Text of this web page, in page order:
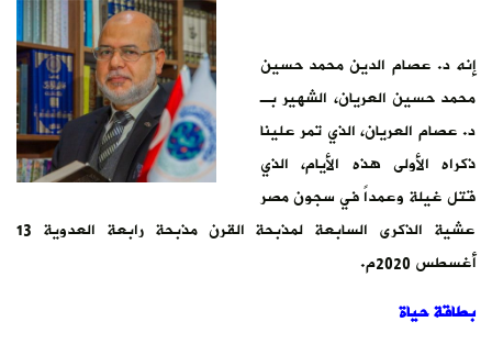
إنه د. عصام الدين محمد حسين
محمد حسين العريان، الشهير بـ
د. عصام العريان، الذي تمر علينا
ذكراه الأولى هذه الأيام، الذي
قتل غيلة وعمداً في سجون مصر
عشية الذكرى السابعة لمذبحة القرن مذبحة رابعة العدوية 13
أغسطس 2020م.
بطاقة حياة